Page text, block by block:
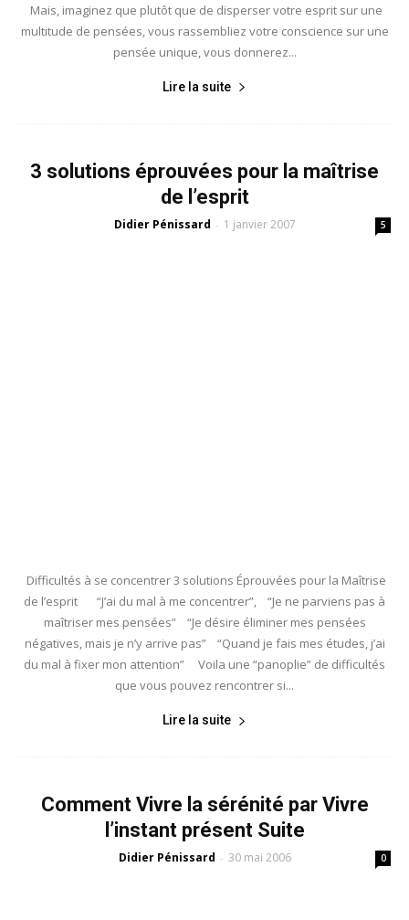
Mais, imaginez que plutôt que de disperser votre esprit sur une
multitude de pensées, vous rassembliez votre conscience sur une
pensée unique, vous donnerez...
Lire la suite
3 solutions éprouvées pour la maîtrise
de l’esprit
Didier Pénissard - 1 janvier 2007 5
Difficultés à se concentrer 3 solutions Éprouvées pour la Maîtrise
de l’esprit “J’ai du mal à me concentrer”, “Je ne parviens pas à
maîtriser mes pensées” “Je désire éliminer mes pensées
négatives, mais je n’y arrive pas” “Quand je fais mes études, j’ai
du mal à fixer mon attention” Voila une “panoplie” de difficultés
que vous pouvez rencontrer si...
Lire la suite
Comment Vivre la sérénité par Vivre
l’instant présent Suite
Didier Pénissard - 30 mai 2006 0